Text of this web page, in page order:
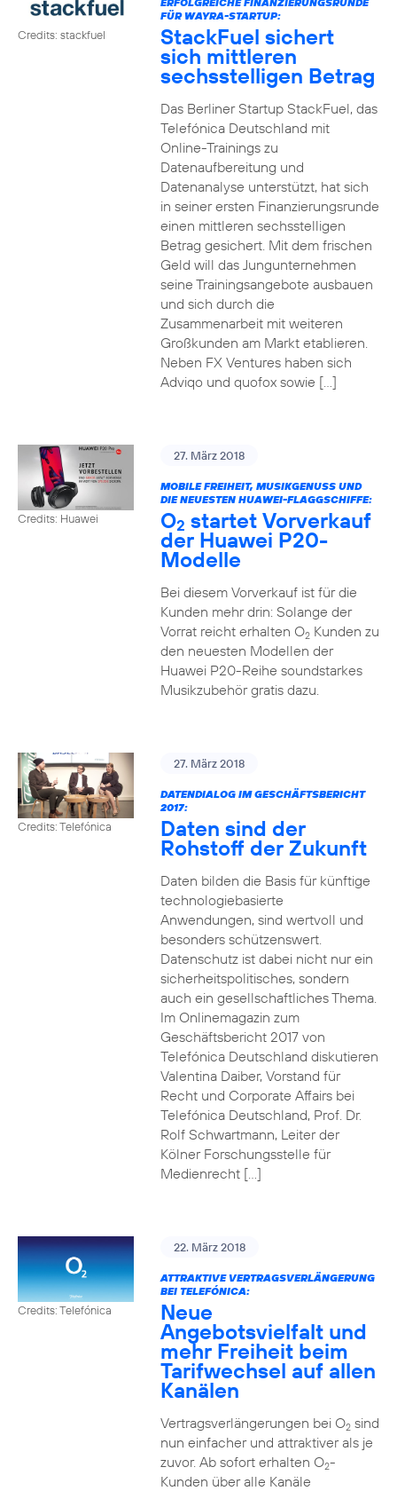
Credits: stackfuel
FÜR WAYRA-STARTUP:
StackFuel sichert
sich mittleren
sechsstelligen Betrag
Das Berliner Startup StackFuel, das
Telefónica Deutschland mit
Online-Trainings zu
Datenaufbereitung und
Datenanalyse unterstützt, hat sich
in seiner ersten Finanzierungsrunde
einen mittleren sechsstelligen
Betrag gesichert. Mit dem frischen
Geld will das Jungunternehmen
seine Trainingsangebote ausbauen
und sich durch die
Zusammenarbeit mit weiteren
Großkunden am Markt etablieren.
Neben FX Ventures haben sich
Adviqo und quofox sowie […]
Credits: Huawei
27. März 2018
MOBILE FREIHEIT, MUSIKGENUSS UND
DIE NEUESTEN HUAWEI-FLAGGSCHIFFE:
O2 startet Vorverkauf
der Huawei P20-
Modelle
Bei diesem Vorverkauf ist für die
Kunden mehr drin: Solange der
Vorrat reicht erhalten O2Kunden zu
den neuesten Modellen der
Huawei P20-Reihe soundstarkes
Musikzubehör gratis dazu.
Credits: Telefónica
27. März 2018
DATENDIALOG IM GESCHÄFTSBERICHT
2017:
Daten sind der
Rohstoff der Zukunft
Daten bilden die Basis für künftige
technologiebasierte
Anwendungen, sind wertvoll und
besonders schützenswert.
Datenschutz ist dabei nicht nur ein
sicherheitspolitisches, sondern
auch ein gesellschaftliches Thema.
Im Onlinemagazin zum
Geschäftsbericht 2017 von
Telefónica Deutschland diskutieren
Valentina Daiber, Vorstand für
Recht und Corporate Affairs bei
Telefónica Deutschland, Prof. Dr.
Rolf Schwartmann, Leiter der
Kölner Forschungsstelle für
Medienrecht […]
Credits: Telefónica
22. März 2018
ATTRAKTIVE VERTRAGSVERLÄNGERUNG
BEI TELEFÓNICA:
Neue
Angebotsvielfalt und
mehr Freiheit beim
Tarifwechsel auf allen
Kanälen
Vertragsverlängerungen bei O2sind
nun einfacher und attraktiver als je
zuvor. Ab sofort erhalten O2-
Kunden über alle Kanäle